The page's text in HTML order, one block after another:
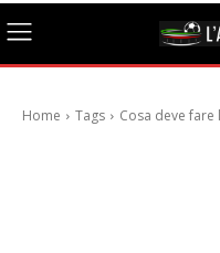
Home Tags Cosa deve fare